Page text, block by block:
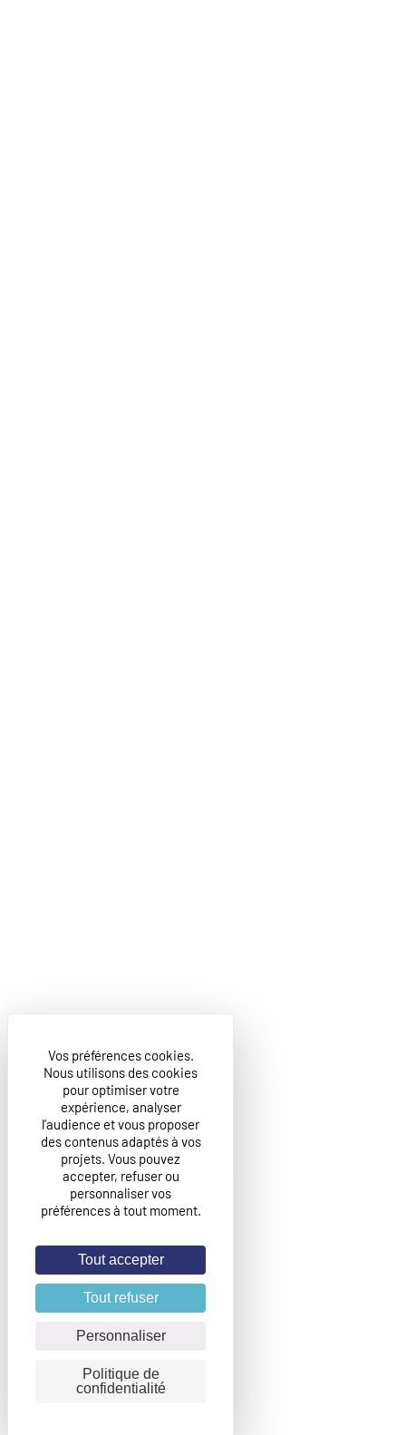
Vos préférences cookies.
Nous utilisons des cookies
pour optimiser votre
expérience, analyser
l’audience et vous proposer
des contenus adaptés à vos
projets. Vous pouvez
accepter, refuser ou
personnaliser vos
préférences à tout moment.
Tout accepter
Tout refuser
Personnaliser
Politique de
confidentialité